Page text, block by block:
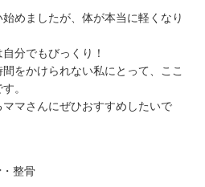
めましたが、体が本当に軽くなり
分でもびっくり！
をかけられない私にとって、ここ
。
マさんにぜひおすすめしたいで
整骨